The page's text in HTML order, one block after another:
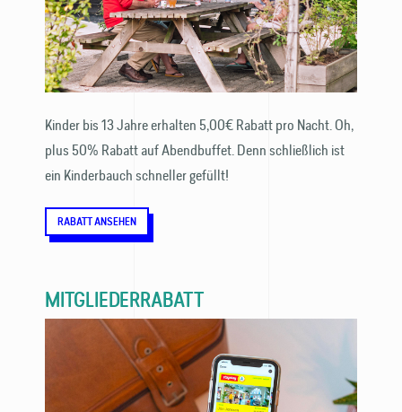
Kinder bis 13 Jahre erhalten 5,00€ Rabatt pro Nacht. Oh,
plus 50% Rabatt auf Abendbuffet. Denn schließlich ist
ein Kinderbauch schneller gefüllt!
RABATT ANSEHEN
MITGLIEDERRABATT